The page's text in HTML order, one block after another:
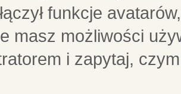
funkcje
masz możliwości
i zapytaj,